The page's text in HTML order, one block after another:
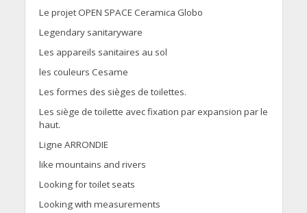
Le projet OPEN SPACE Ceramica Globo
Legendary sanitaryware
Les appareils sanitaires au sol
les couleurs Cesame
Les formes des sièges de toilettes.
Les siège de toilette avec fixation par expansion par le
haut.
Ligne ARRONDIE
like mountains and rivers
Looking for toilet seats
Looking with measurements